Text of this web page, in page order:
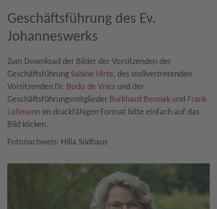
Geschäftsführung des Ev.
Johanneswerks
Zum Download der Bilder der Vorsitzenden der
Geschäftsführung Sabine Hirte, des stellvertretenden
Vorsitzenden Dr. Bodo de Vries und der
Geschäftsführungsmitglieder Burkhard Bensiek und Frank
Lohmann im druckfähigen Format bitte einfach auf das
Bild klicken.
Fotonachweis: Hilla Südhaus